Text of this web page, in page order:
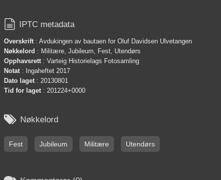
 IPTC metadata
Overskrift: Avdukingen av bautaen for Oluf Davidsen Ulvetangen
Nøkkelord : Militære, Jubileum, Fest, Utendørs
Opphavsrett: Varteig Historielags Fotosamling
Notat: Ingaheftet 2017
Dato laget: 20130801
Tid for laget: 201224+0000
 Nøkkelord
Fest Jubileum Militære Utendørs